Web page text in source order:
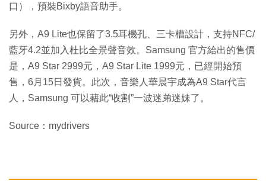
口），預裝Bixby語音助手。
另外，A9 Lite也保留了3.5耳機孔、三卡槽設計，支持NFC/
藍牙4.2並加入杜比全景聲音效。Samsung 官方給出的售價
是，A9 Star 2999元，A9 Star Lite 1999元，已經開始預
售，6月15日發貨。此次，音樂人華晨宇成為A9 Star代言
人，Samsung 可以藉此“收割”一波迷弟迷妹了。
Source：mydrivers